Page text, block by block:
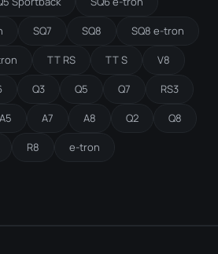
SQ7 SQ8 SQ8 e-tron
TT RS TT S V8
Q3 Q5 Q7 RS3
A5 A7 A8 Q2 Q8
R8 e-tron